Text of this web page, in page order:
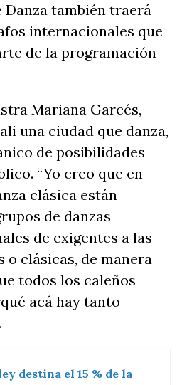
Danza también traerá
internacionales que
de la programación
Mariana Garcés,
una ciudad que danza,
de posibilidades
“Yo creo que en
clásica están
de danzas
de exigentes a las
o clásicas, de manera
todos los caleños
acá hay tanto
destina el 15 % de la